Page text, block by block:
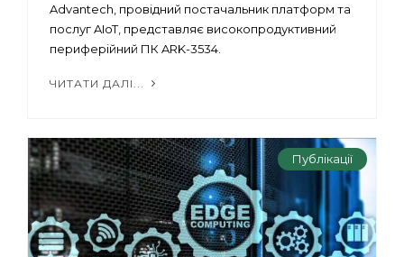
Advantech, провідний постачальник платформ та
послуг AIoT, представляє високопродуктивний
периферійний ПК ARK-3534.
ЧИТАТИ ДАЛІ...
Публікації